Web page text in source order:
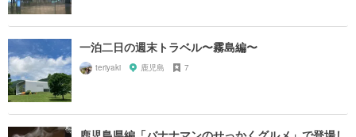
一泊二日の週末トラベル〜霧島編〜
teriyaki 鹿児島 7